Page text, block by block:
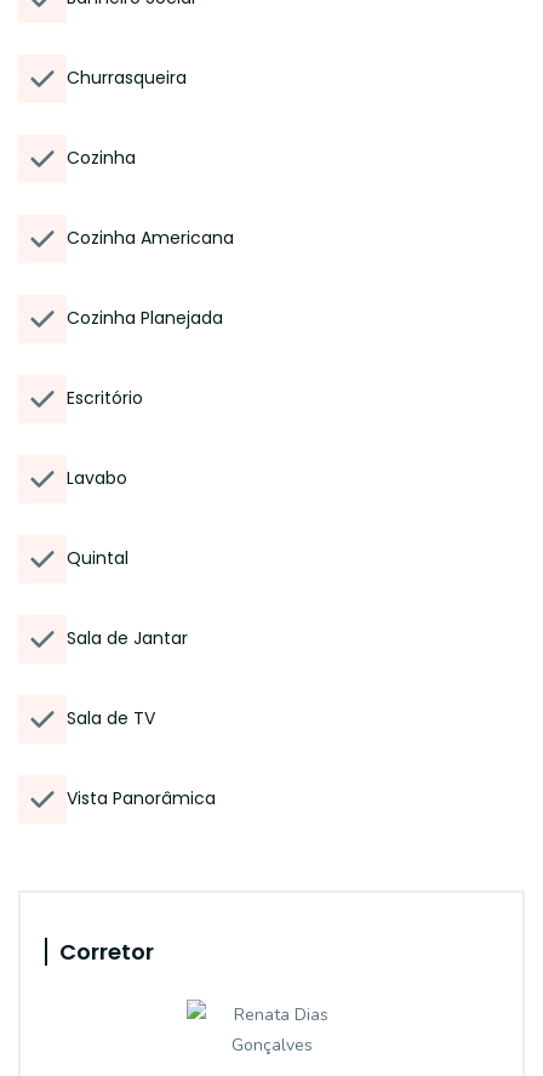
Churrasqueira
Cozinha
Cozinha Americana
Cozinha Planejada
Escritório
Lavabo
Quintal
Sala de Jantar
Sala de TV
Vista Panorâmica
Corretor